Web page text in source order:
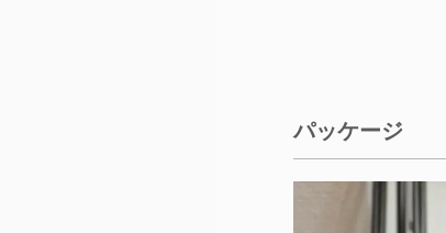
パッケージ